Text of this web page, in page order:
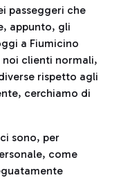
passeggeri che
appunto, gli
a Fiumicino
clienti normali,
rispetto agli
cerchiamo di
sono, per
come